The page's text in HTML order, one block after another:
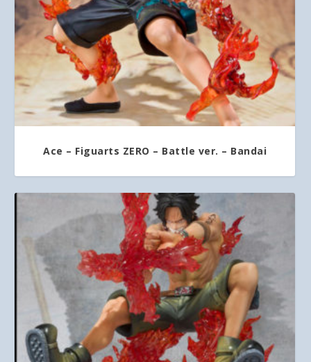
Ace – Figuarts ZERO – Battle ver. – Bandai